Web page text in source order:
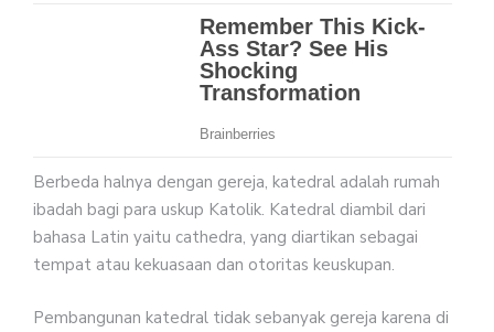
Berbeda halnya dengan gereja, katedral adalah rumah
ibadah bagi para uskup Katolik. Katedral diambil dari
bahasa Latin yaitu cathedra, yang diartikan sebagai
tempat atau kekuasaan dan otoritas keuskupan.
Pembangunan katedral tidak sebanyak gereja karena di